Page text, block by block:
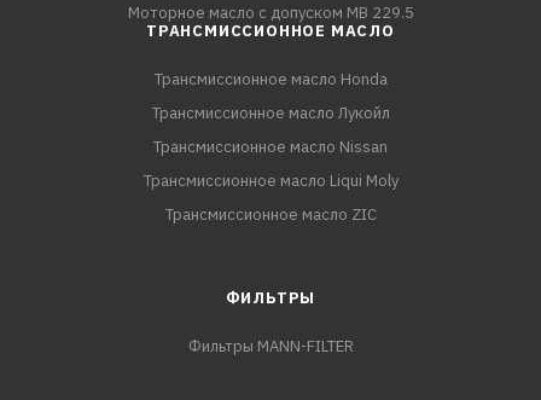
Моторное масло с допуском MB 229.5
ТРАНСМИССИОННОЕ МАСЛО
Трансмиссионное масло Honda
Трансмиссионное масло Лукойл
Трансмиссионное масло Nissan
Трансмиссионное масло Liqui Moly
Трансмиссионное масло ZIC
ФИЛЬТРЫ
Фильтры MANN-FILTER